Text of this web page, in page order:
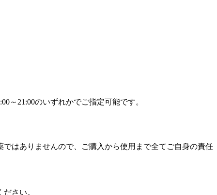
～21:00のいずれかでご指定可能です。
はありませんので、ご購入から使用まで全てご自身の責任
さい。